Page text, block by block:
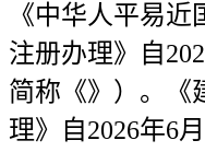
《中华人平易
注册办理》自
简称《》）。《
理》自2026年6